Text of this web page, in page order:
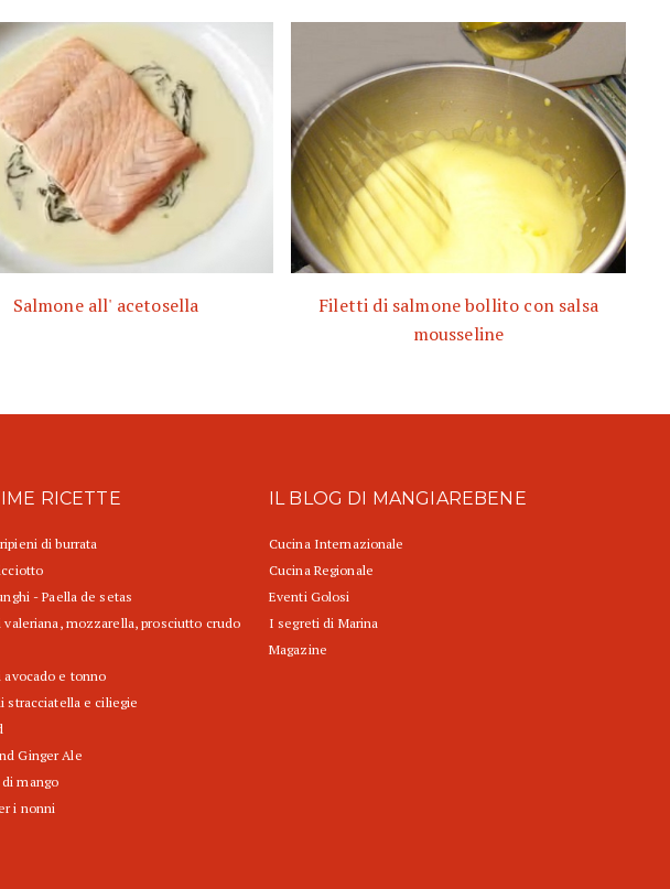
Salmone all' acetosella
Filetti di salmone bollito con salsa
mousseline
RICETTE
di burrata
- Paella de setas
valeriana, mozzarella, prosciutto crudo
avocado e tonno
stracciatella e ciliegie
Ginger Ale
mango
i nonni
IL BLOG DI MANGIAREBENE
Cucina Internazionale
Cucina Regionale
Eventi Golosi
I segreti di Marina
Magazine